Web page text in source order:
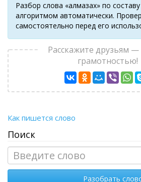
Разбор слова «алмазах» по
алгоритмом автоматически.
самостоятельно перед его
Расскажите друзьям —
грамотностью!
Как пишется слово
Поиск
Разобрать